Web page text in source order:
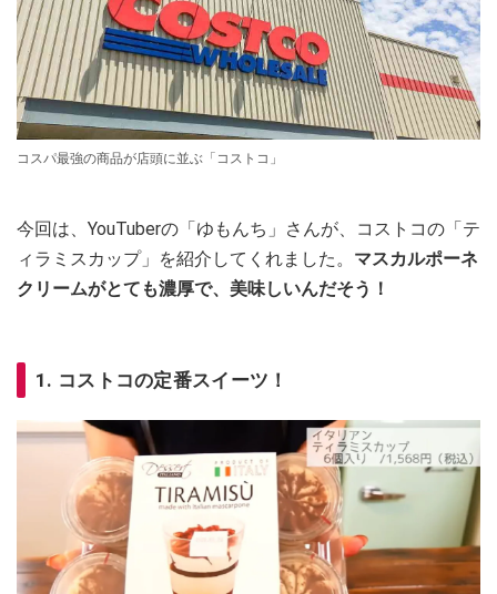
コスパ最強の商品が店頭に並ぶ「コストコ」
今回は、YouTuberの「ゆもんち」さんが、コストコの「テ
ィラミスカップ」を紹介してくれました。 マスカルポーネ
クリームがとても濃厚で、美味しいんだそう！
1. コストコの定番スイーツ！